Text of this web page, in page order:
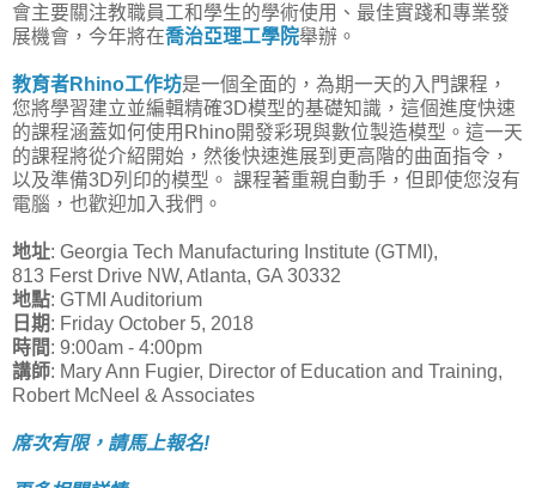
會主要關注教職員工和學生的學術使用、最佳實踐和專業發
展機會，今年將在喬治亞理工學院舉辦。
教育者Rhino工作坊是一個全面的，為期一天的入門課程，
您將學習建立並編輯精確3D模型的基礎知識，這個進度快速
的課程涵蓋如何使用Rhino開發彩現與數位製造模型。這一天
的課程將從介紹開始，然後快速進展到更高階的曲面指令，
以及準備3D列印的模型。 課程著重親自動手，但即使您沒有
電腦，也歡迎加入我們。
地址: Georgia Tech Manufacturing Institute (GTMI),
813 Ferst Drive NW, Atlanta, GA 30332
地點: GTMI Auditorium
日期: Friday October 5, 2018
時間: 9:00am - 4:00pm
講師: Mary Ann Fugier, Director of Education and Training,
Robert McNeel & Associates
席次有限，請馬上報名!